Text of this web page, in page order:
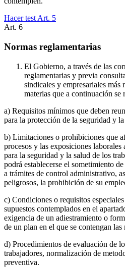
Hacer test Art. 5
Art. 6
Normas reglamentarias
El Gobierno, a través de las
reglamentarias y previa
sindicales y empresariales más
materias que a continuación se
a) Requisitos mínimos que deben
para la protección de la seguridad y
b) Limitaciones o prohibiciones que
procesos y las exposiciones laborales
para la seguridad y la salud de los
podrá establecerse el sometimiento
a trámites de control administrativo,
peligrosos, la prohibición de su
c) Condiciones o requisitos
supuestos contemplados en el
exigencia de un adiestramiento o
de un plan en el que se contengan
d) Procedimientos de evaluación de
trabajadores, normalización de
preventiva.